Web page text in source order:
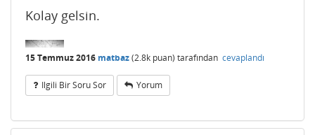
Kolay gelsin.
15 Temmuz 2016 matbaz(2.8k puan) tarafından cevaplandı
Ilgili Bir Soru Sor Yorum